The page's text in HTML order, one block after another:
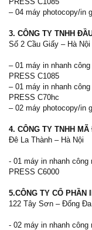
– 04 máy photocopy/in
3. CÔNG TY TNHH
Số 2 Cầu Giấy – Hà Nội
– 01 máy in nhanh
PRESS C1085
– 01 máy in nhanh
PRESS C70hc
– 02 máy photocopy/in
4. CÔNG TY TNHH
Đê La Thành – Hà Nội
- 01 máy in nhanh
PRESS C6000
5.CÔNG TY CỔ PHẦN
122 Tây Sơn – Đống
- 02 máy in nhanh